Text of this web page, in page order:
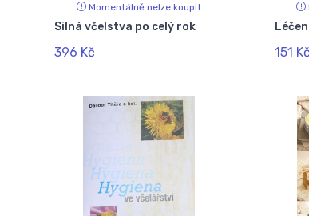
Momentálně nelze koupit
Silná včelstva po celý rok
396 Kč 151 Kč